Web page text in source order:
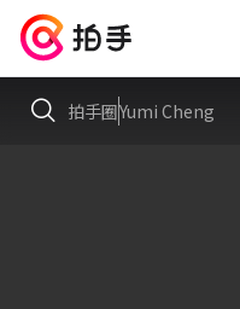
拍手圈Yumi Cheng